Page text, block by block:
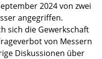
2024 von zwei
angegriffen.
sich die Gewerkschaft
von Messern
Diskussionen über